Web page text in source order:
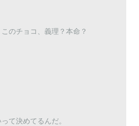
のチョコ、義理？本命？
て決めてるんだ。